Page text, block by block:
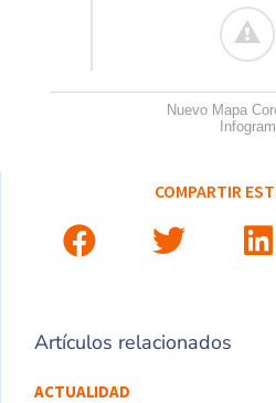
Nuevo Mapa
Infogram
COMPARTIR
Artículos relacionados
ACTUALIDAD